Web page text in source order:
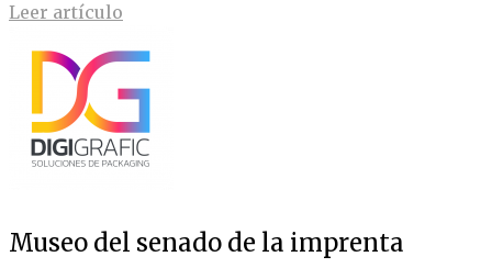
Leer artículo
Museo del senado de la imprenta